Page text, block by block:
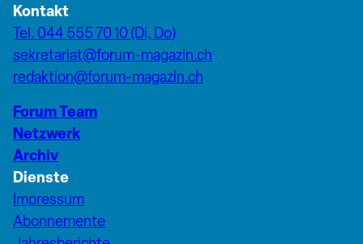
Kontakt
Tel. 044 555 70 10 (Di, Do)
sekretariat@forum-magazin.ch
redaktion@forum-magazin.ch
Forum Team
Netzwerk
Archiv
Dienste
Impressum
Abonnemente